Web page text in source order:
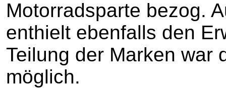
Motorradsparte bezog.
enthielt ebenfalls den
Teilung der Marken war
möglich.